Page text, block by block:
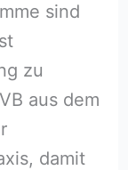
sind
zu
aus dem
damit